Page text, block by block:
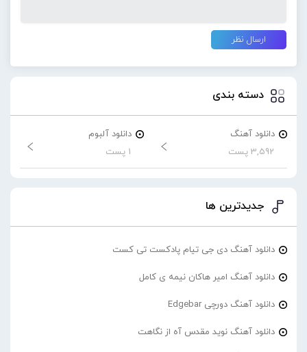
دسته بندی
دانلود آهنگ
3,592 پست
دانلود آلبوم
1 پست
جدیدترین ها
دانلود آهنگ دی جی تیام پادکست تی کست
دانلود آهنگ امیر هاکان نیمه ی کامل
دانلود آهنگ دورچی Edgebar
دانلود آهنگ نوید مقدس آه از نگاهت